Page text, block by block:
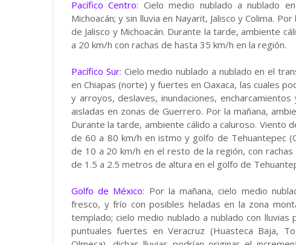
Pacífico Centro: Cielo medio nublado a nublado
Michoacán; y sin lluvia en Nayarit, Jalisco y Colima.
de Jalisco y Michoacán. Durante la tarde, ambiente
a 20 km/h con rachas de hasta 35 km/h en la región.
Pacífico Sur: Cielo medio nublado a nublado en el
en Chiapas (norte) y fuertes en Oaxaca, las cuales
y arroyos, deslaves, inundaciones,
aisladas en zonas de Guerrero. Por la mañana,
Durante la tarde, ambiente cálido a caluroso. Viento
de 60 a 80 km/h en istmo y golfo de Tehuantepec
de 10 a 20 km/h en el resto de la región, con
de 1.5 a 2.5 metros de altura en el golfo de
Golfo de México: Por la mañana, cielo medio
fresco, y frío con posibles heladas en la zona
templado; cielo medio nublado a nublado con
puntuales fuertes en Veracruz (Huasteca Baja,